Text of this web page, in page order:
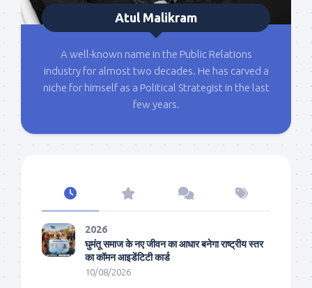
Atul Malikram
A well-known name in the Public Relations
industry for almost two decades. He has carved a
niche for himself as a Political Strategist in the last
few years.
2026
घुमंतू समाज के नए जीवन का आधार बनेगा राष्ट्रीय स्तर
का कॉमन आइडेंटिटी कार्ड
10/08/2026